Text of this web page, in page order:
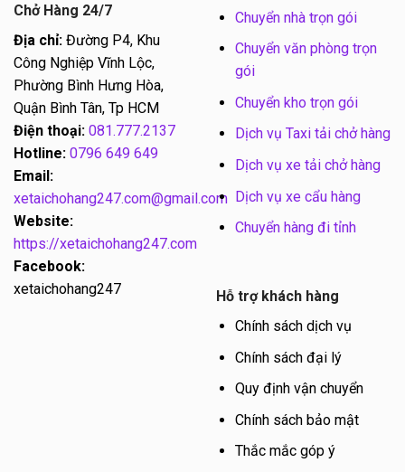
Chở Hàng 24/7
Địa chỉ: Đường P4, Khu
Công Nghiệp Vĩnh Lộc,
Phường Bình Hưng Hòa,
Quận Bình Tân, Tp HCM
Điện thoại: 081.777.2137
Hotline: 0796 649 649
Email:
xetaichohang247.com@gmail.com
Website:
https://xetaichohang247.com
Facebook:
xetaichohang247
Chuyển nhà trọn gói
Chuyển văn phòng trọn
gói
Chuyển kho trọn gói
Dịch vụ Taxi tải chở hàng
Dịch vụ xe tải chở hàng
Dịch vụ xe cẩu hàng
Chuyển hàng đi tỉnh
Hỗ trợ khách hàng
Chính sách dịch vụ
Chính sách đại lý
Quy định vận chuyển
Chính sách bảo mật
Thắc mắc góp ý